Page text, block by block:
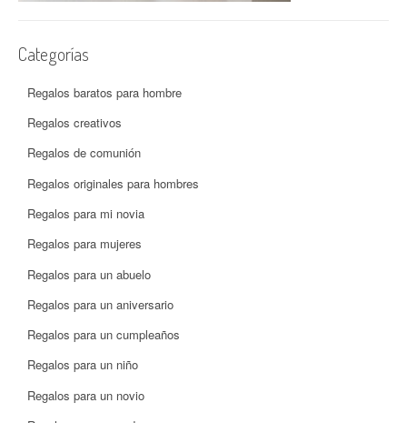
Categorías
Regalos baratos para hombre
Regalos creativos
Regalos de comunión
Regalos originales para hombres
Regalos para mi novia
Regalos para mujeres
Regalos para un abuelo
Regalos para un aniversario
Regalos para un cumpleaños
Regalos para un niño
Regalos para un novio